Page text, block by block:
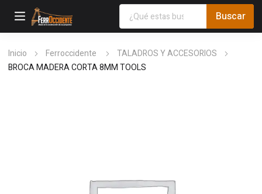
Inicio Ferroccidente
TALADROS Y ACCESORIOS
BROCA MADERA CORTA 8MM TOOLS